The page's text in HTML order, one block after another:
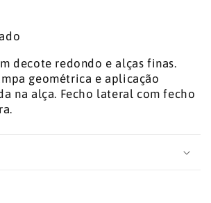
decote redondo e alças finas.
geométrica e aplicação
na alça. Fecho lateral com fecho